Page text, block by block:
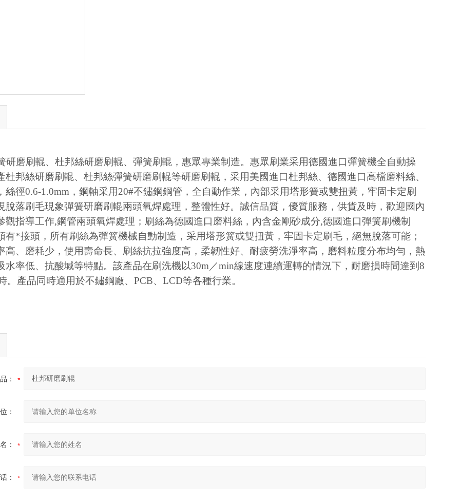
研磨刷輥、杜邦絲研磨刷輥、彈簧刷輥，惠眾專業制造。惠眾刷業采用德國進口彈簧機全自動操
杜邦絲研磨刷輥、杜邦絲彈簧研磨刷輥等研磨刷輥，采用美國進口杜邦絲、德國進口高檔磨料絲、
絲徑0.6-1.0mm ，鋼軸采用20#不鏽鋼鋼管，全自動作業，內部采用塔形簧或雙扭黃，牢固卡定刷
脫落刷毛現象彈簧研磨刷輥兩頭氧焊處理，整體性好。誠信品質，優質服務，供貨及時，歡迎國內
觀指導工作,鋼管兩頭氧焊處理；刷絲為德國進口磨料絲，內含金剛砂成分,德國進口彈簧刷機制
有*接頭，所有刷絲為彈簧機械自動制造，采用塔形簧或雙扭黃，牢固卡定刷毛，絕無脫落可能；
高、磨耗少，使用壽命長、刷絲抗拉強度高，柔韌性好、耐疲勞洗淨率高，磨料粒度分布均勻，熱
水率低、抗酸堿等特點。該產品在刷洗機以30m ／min線速度連續運轉的情況下，耐磨損時間達到8
。產品同時適用於不鏽鋼廠、PCB、LCD等各種行業。
：
：
：
：